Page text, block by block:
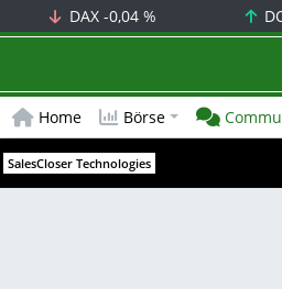
DAX -0,04 %
Home Börse
SalesCloser Technologies